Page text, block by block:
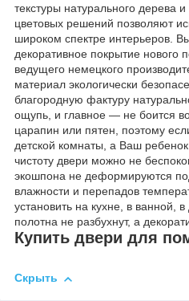
текстуры натурального дерева
цветовых решений позволяют
широком спектре интерьеров.
декоративное покрытие нового
ведущего немецкого
материал экологически
благородную фактуру
ощупь, и главное — не боится
царапин или пятен, поэтому
детской комнаты, а Ваш
чистоту двери можно не
экошпона не деформируются
влажности и перепадов
установить на кухне, в ванной,
полотна не разбухнут, а
Купить двери для
Скрыть